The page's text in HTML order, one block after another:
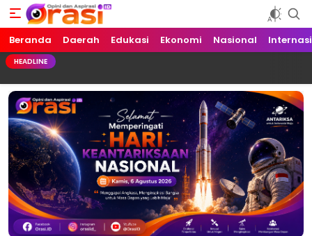
Orasi.ID
Opini dan Aspirasi!
Beranda Daerah Edukasi Ekonomi Nasional
HEADLINE